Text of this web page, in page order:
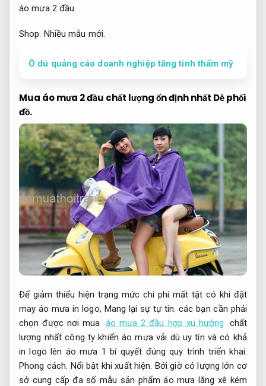
áo mưa 2 đầu.
Shop. Nhiều mẫu mới.
Ô dù quảng cáo doanh nghiệp tăng tính thẩm mỹ
Mua áo mưa 2 đầu chất lượng ổn định nhất Dễ phối
đồ.
Để giảm thiểu hiện trạng mức chi phí mất tật có khi đặt
may áo mưa in logo, Mang lại sự tự tin. các bạn cần phải
chọn được nơi mua áo mưa 2 đầu hợp xu hướng
chất
lượng nhất công ty khiến áo mưa vải dù uy tín và có khả
in logo lên áo mưa 1 bí quyết đúng quy trình triển khai.
Phong cách. Nổi bật khi xuất hiện. Bởi giờ có lượng lớn cơ
sở cung cấp đa số mẫu sản phẩm áo mưa lăng xê kém